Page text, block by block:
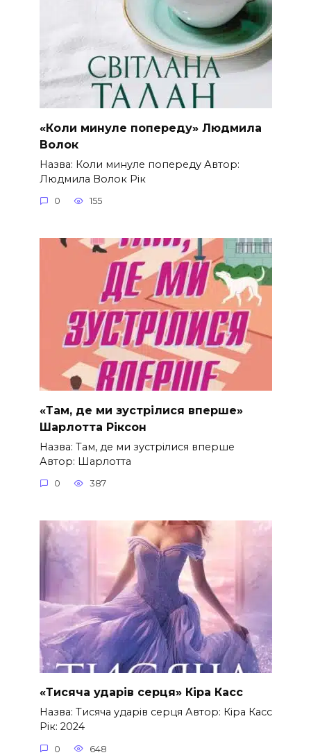
«Коли минуле попереду» Людмила
Волок
Назва: Коли минуле попереду Автор:
Людмила Волок Рік
0 155
«Там, де ми зустрілися вперше»
Шарлотта Ріксон
Назва: Там, де ми зустрілися вперше
Автор: Шарлотта
0 387
«Тисяча ударів серця» Кіра Касс
Назва: Тисяча ударів серця Автор: Кіра Касс
Рік: 2024
0 648